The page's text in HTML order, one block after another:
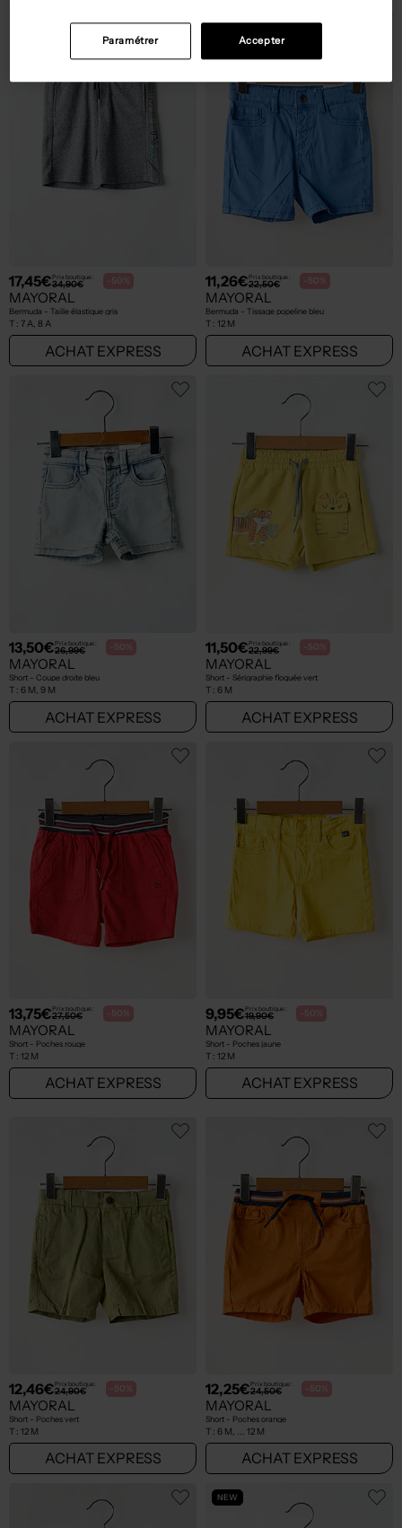
17,45€Prix boutique :
34,90€ -50%
MAYORAL
Bermuda - Taille élastique gris
T : 7 A, 8 A
ACHAT EXPRESS
11,26€Prix boutique :
22,50€ -50%
MAYORAL
Bermuda - Tissage popeline bleu
T : 12 M
ACHAT EXPRESS
13,50€Prix boutique :
26,99€ -50%
MAYORAL
Short - Coupe droite bleu
T : 6 M, 9 M
ACHAT EXPRESS
11,50€Prix boutique :
22,99€ -50%
MAYORAL
Short - Sérigraphie floquée vert
T : 6 M
ACHAT EXPRESS
13,75€Prix boutique :
27,50€ -50%
MAYORAL
Short - Poches rouge
T : 12 M
ACHAT EXPRESS
9,95€Prix boutique :
19,90€ -50%
MAYORAL
Short - Poches jaune
T : 12 M
ACHAT EXPRESS
12,46€Prix boutique :
24,90€ -50%
MAYORAL
Short - Poches vert
T : 12 M
ACHAT EXPRESS
12,25€Prix boutique :
24,50€ -50%
MAYORAL
Short - Poches orange
T : 6 M, ... 12 M
ACHAT EXPRESS
NEW
Accepter
Paramétrer